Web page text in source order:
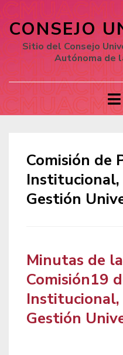
CONSEJO
Sitio del Consejo
Autónoma de
Comisión de
Gestión
Minutas de
Comisión19
Gestión